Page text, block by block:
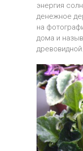
энергия
денежное
на
дома и
древовидной.